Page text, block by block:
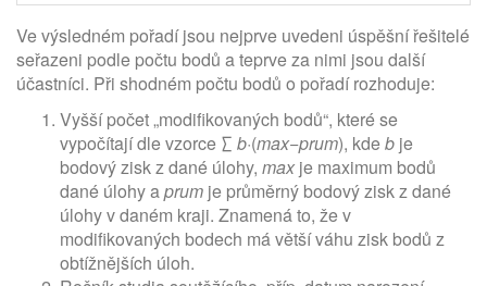
Ve výsledném pořadí jsou nejprve uvedeni úspěšní řešitelé
seřazeni podle počtu bodů a teprve za nimi jsou další
účastníci. Při shodném počtu bodů o pořadí rozhoduje:
Vyšší počet „modifikovaných bodů“, které se
vypočítají dle vzorce ∑ b·(max−prum), kdeb je
bodový zisk z dané úlohy, max je maximum bodů
dané úlohy aprum je průměrný bodový zisk z dané
úlohy v daném kraji. Znamená to, že v
modifikovaných bodech má větší váhu zisk bodů z
obtížnějších úloh.